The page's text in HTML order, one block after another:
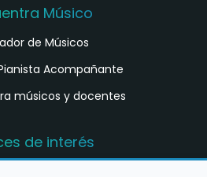
Músico
de Músicos
Acompañante
músicos y docentes
de interés